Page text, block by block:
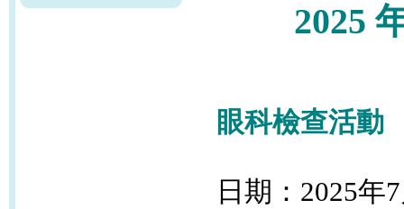
2025
眼科檢查活動
日期：2025年